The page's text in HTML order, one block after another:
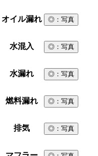
オイル漏れ ◎ ：写真
水混入 ◎ ：写真
水漏れ ◎ ：写真
燃料漏れ ◎ ：写真
排気 ◎ ：写真